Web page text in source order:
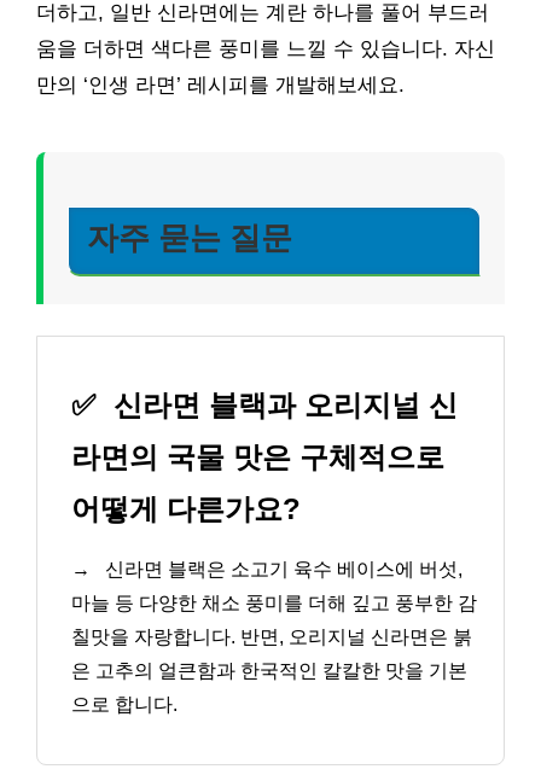
더하고, 일반 신라면에는 계란 하나를 풀어 부드러
움을 더하면 색다른 풍미를 느낄 수 있습니다. 자신
만의 ‘인생 라면’ 레시피를 개발해보세요.
자주 묻는 질문
✅ 신라면 블랙과 오리지널 신
라면의 국물 맛은 구체적으로
어떻게 다른가요?
→
신라면 블랙은 소고기 육수 베이스에 버섯,
마늘 등 다양한 채소 풍미를 더해 깊고 풍부한 감
칠맛을 자랑합니다. 반면, 오리지널 신라면은 붉
은 고추의 얼큰함과 한국적인 칼칼한 맛을 기본
으로 합니다.